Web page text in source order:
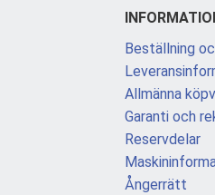
Beställning
Allmänna
Garanti och
Reservdelar
Ångerrätt